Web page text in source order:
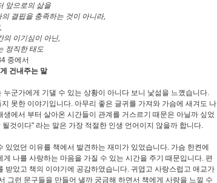
앞으로의 삶을
결핍을 충족하는 것이 아니라,
,
의 이기심이 아닌,
정직한 태도
중에서
건내주는 말
군가에게 기댈 수 있는 상황이 아니다 보니 낯섦을 느꼈습니다.
못한 이야기입니다. 아무리 좋은 글귀를 가져와 가슴에 새겨도 나
에서 부터 살아온 시간들이 관계를 거스르기 때문은 아닐까 싶었
될것이다" 라는 말은 가장 적절한 인생 언어이지 않을까 합니다.
있었던 이유를 책에서 발견하는 재미가 있었습니다. 가슴 한켠에
나를 사랑하는 마음을 가질 수 있는 시간을 주기 때문입니다. 편
받았고 책의 이야기에 공감하였습니다. 귀엽고 사랑스럽고 애교가
그런 문구들을 만들어 낼까 궁금해 하면서 책에게 사랑을 느낄 수